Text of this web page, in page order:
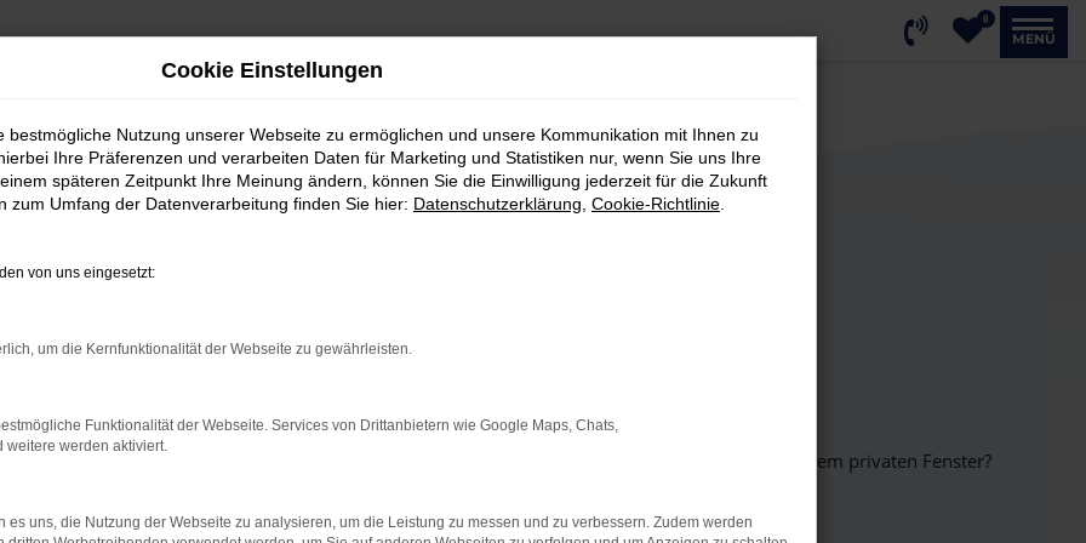
0
MENÜ
bestimmter Seiten verhindern. Funktioniert die Seite in einem anderen Browser oder in einem privaten Fenster?
beheben.
Cookie Einstellungen
bestmögliche Nutzung unserer Webseite zu ermöglichen und unsere Kommunikation mit Ihnen zu
Ihre Präferenzen und verarbeiten Daten für Marketing und Statistiken nur, wenn Sie uns Ihre
späteren Zeitpunkt Ihre Meinung ändern, können Sie die Einwilligung jederzeit für die Zukunft
zum Umfang der Datenverarbeitung finden Sie hier: Datenschutzerklärung Cookie-Richtlinie
von uns eingesetzt:
um die Kernfunktionalität der Webseite zu gewährleisten.
Funktionalität der Webseite. Services von Drittanbietern wie Google Maps, Chats,
weitere werden aktiviert.
es uns, die Nutzung der Webseite zu analysieren, um die Leistung zu messen und zu verbessern. Zudem werden